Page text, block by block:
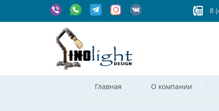
8
Главная О компании